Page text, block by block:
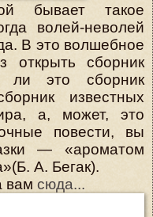
бывает такое
волей-неволей
В это волшебное
сборник
ли это сборник
известных
а, может, это
повести, вы
— «ароматом
А. Бегак).
вам сюда...